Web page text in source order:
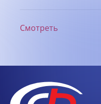
Смотреть